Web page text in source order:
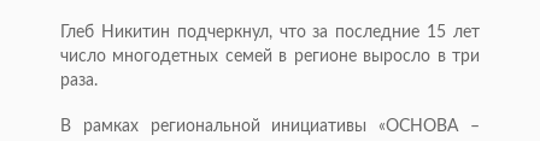
Глеб Никитин подчеркнул, что за последние 15 лет
число многодетных семей в регионе выросло в три
раза.
В рамках региональной инициативы «ОСНОВА –